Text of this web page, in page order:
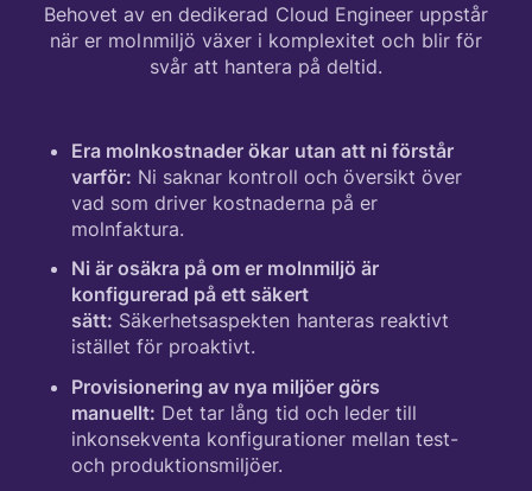
Behovet av en dedikerad Cloud Engineer uppstår
när er molnmiljö växer i komplexitet och blir för
svår att hantera på deltid.
Era molnkostnader ökar utan att ni förstår
varför: Ni saknar kontroll och översikt över
vad som driver kostnaderna på er
molnfaktura.
Ni är osäkra på om er molnmiljö är
konfigurerad på ett säkert
sätt: Säkerhetsaspekten hanteras reaktivt
istället för proaktivt.
Provisionering av nya miljöer görs
manuellt: Det tar lång tid och leder till
inkonsekventa konfigurationer mellan test-
och produktionsmiljöer.